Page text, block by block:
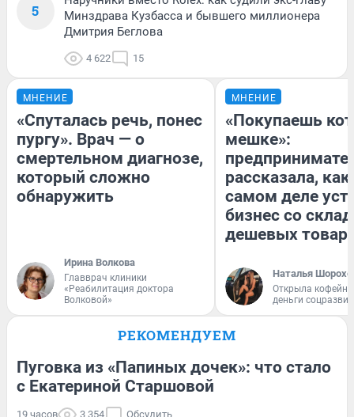
5
Минздрава Кузбасса и бывшего миллионера
Дмитрия Беглова
4 622 15
МНЕНИЕ
«Спуталась речь, понес
пургу». Врач — о
смертельном диагнозе,
который сложно
обнаружить
Ирина Волкова
Главврач клиники
«Реабилитация доктора
Волковой»
МНЕНИЕ
«Покупаешь
мешке»:
рассказала, как
самом деле
бизнес со
дешевых
Наталья
Открыла
деньги
РЕКОМЕНДУЕМ
Пуговка из «Папиных дочек»: что стало
с Екатериной Старшовой
19 часов 3 354 Обсудить